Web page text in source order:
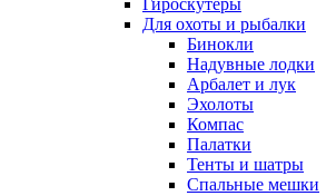
Гироскутеры
Для охоты и рыбалки
Бинокли
Надувные лодки
Арбалет и лук
Эхолоты
Компас
Палатки
Тенты и шатры
Спальные мешки